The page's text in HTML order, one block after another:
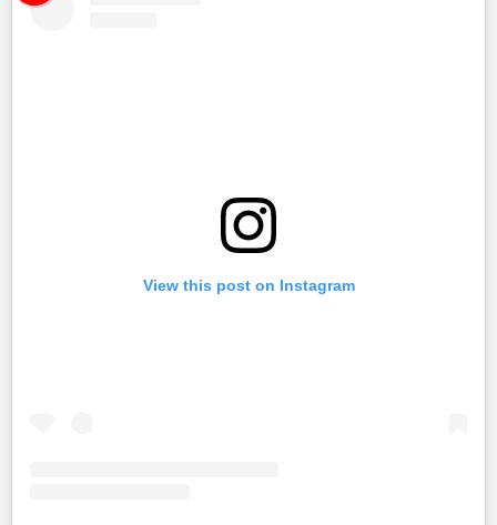
View this post on Instagram